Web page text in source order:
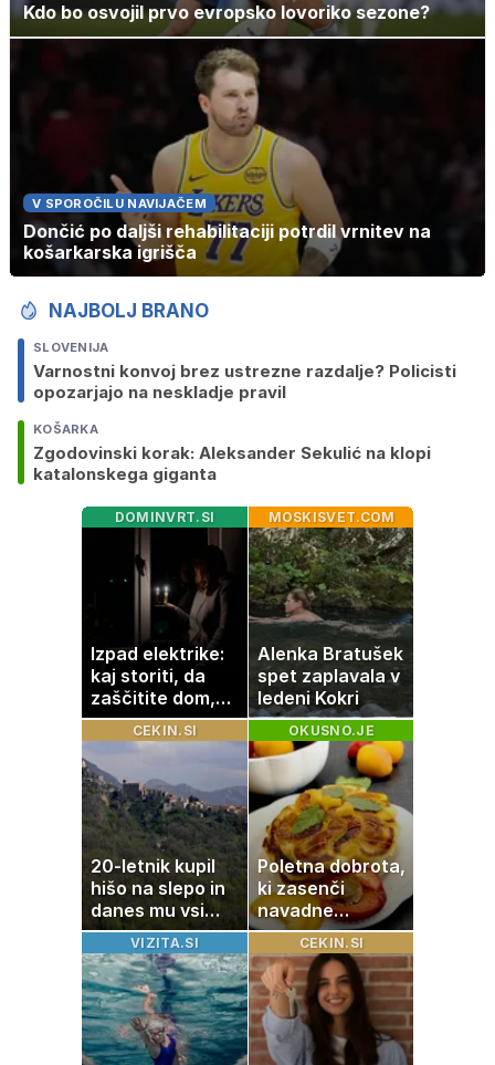
Kdo bo osvojil prvo evropsko lovoriko sezone?
V SPOROČILU NAVIJAČEM
Dončić po daljši rehabilitaciji potrdil vrnitev na
košarkarska igrišča
NAJBOLJ BRANO
SLOVENIJA
Varnostni konvoj brez ustrezne razdalje? Policisti
opozarjajo na neskladje pravil
KOŠARKA
Zgodovinski korak: Aleksander Sekulić na klopi
katalonskega giganta
DOMINVRT.SI
Izpad elektrike:
kaj storiti, da
zaščitite dom,
hrano in
elektronske
naprave
MOSKISVET.COM
Alenka Bratušek
spet zaplavala v
ledeni Kokri
CEKIN.SI
20-letnik kupil
hišo na slepo in
danes mu vsi
zavidajo
OKUSNO.JE
Poletna dobrota,
ki zasenči
navadne
palačinke
VIZITA.SI CEKIN.SI